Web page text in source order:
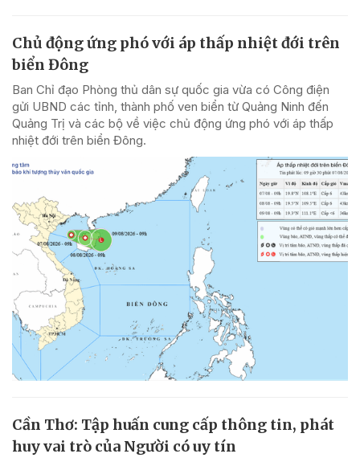
Chủ động ứng phó với áp thấp nhiệt đới trên
biển Đông
Ban Chỉ đạo Phòng thủ dân sự quốc gia vừa có Công điện
gửi UBND các tỉnh, thành phố ven biển từ Quảng Ninh đến
Quảng Trị và các bộ về việc chủ động ứng phó với áp thấp
nhiệt đới trên biển Đông.
Cần Thơ: Tập huấn cung cấp thông tin, phát
huy vai trò của Người có uy tín